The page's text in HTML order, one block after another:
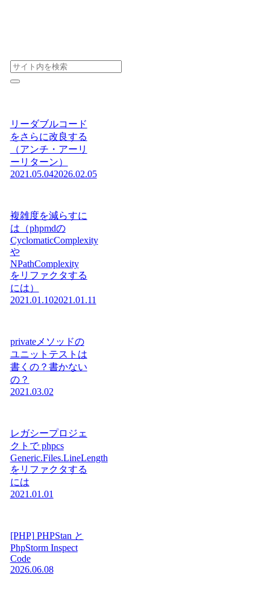
リーダブルコード
をさらに改良する
（アンチ・アーリ
ーリターン）
2021.05.042026.02.05
複雑度を減らすに
は（phpmdの
CyclomaticComplexity
や
NPathComplexity
をリファクタする
には）
2021.01.102021.01.11
privateメソッドの
ユニットテストは
書くの？書かない
の？
2021.03.02
レガシープロジェ
クトで phpcs
Generic.Files.LineLength
をリファクタする
には
2021.01.01
[PHP] PHPStan と
PhpStorm Inspect
Code
2026.06.08